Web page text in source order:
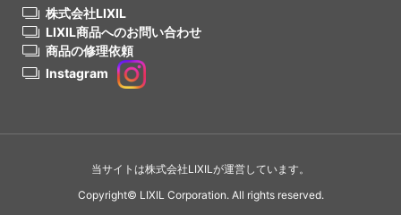
株式会社LIXIL
LIXIL商品へのお問い合わせ
商品の修理依頼
Instagram
当サイトは株式会社LIXILが運営しています。
Copyright© LIXIL Corporation. All rights reserved.